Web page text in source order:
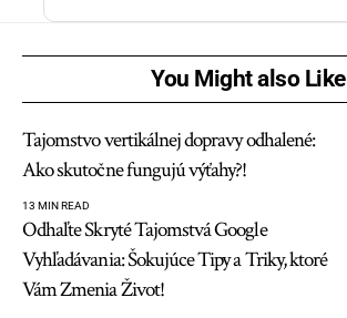
You Might also Like
Tajomstvo vertikálnej dopravy odhalené:
Ako skutočne fungujú výťahy?!
13 MIN READ
Odhaľte Skryté Tajomstvá Google
Vyhľadávania: Šokujúce Tipy a Triky, ktoré
Vám Zmenia Život!